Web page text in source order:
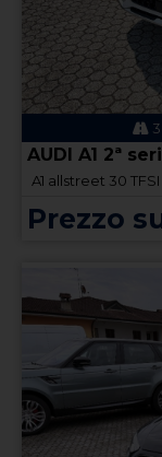
AUDI A1 2ª
A1 allstreet 30
Prezzo